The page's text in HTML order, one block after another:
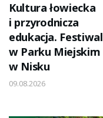
Kultura łowiecka
i przyrodnicza
edukacja. Festiwal
w Parku Miejskim
w Nisku
09.08.2026